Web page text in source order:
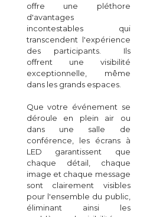
offre une pléthore
d'avantages
incontestables qui
transcendent l'expérience
des participants. Ils
offrent une visibilité
exceptionnelle, même
dans les grands espaces.
Que votre événement se
déroule en plein air ou
dans une salle de
conférence, les écrans à
LED garantissent que
chaque détail, chaque
image et chaque message
sont clairement visibles
pour l'ensemble du public,
éliminant ainsi les